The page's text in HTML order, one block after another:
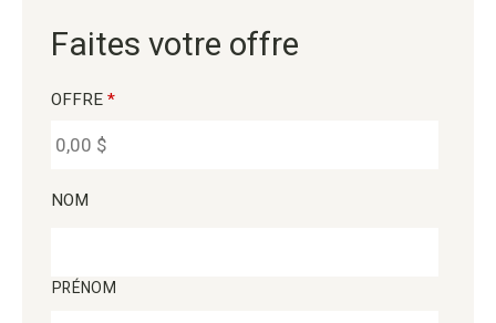
Faites votre offre
OFFRE *
NOM
PRÉNOM